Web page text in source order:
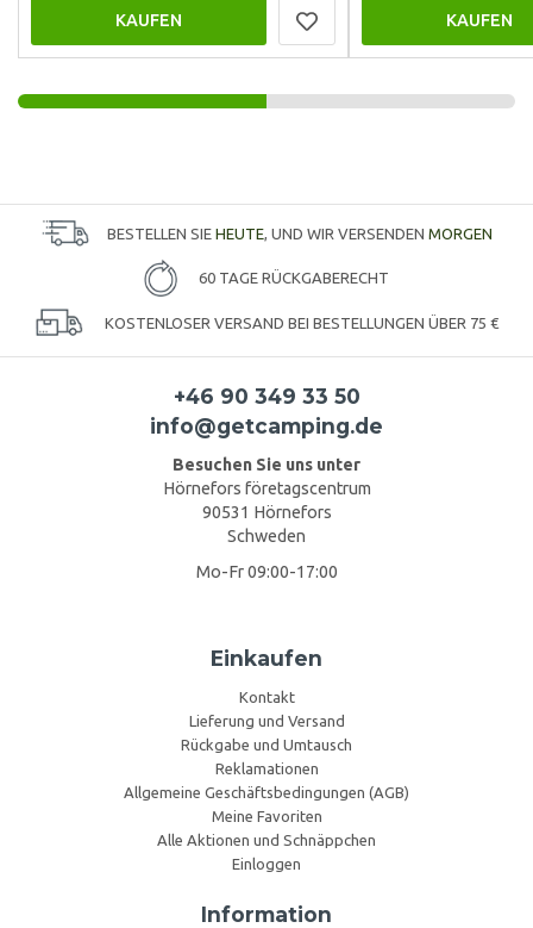
KAUFEN KAUFEN
BESTELLEN SIE HEUTE, UND WIR VERSENDEN MORGEN
60 TAGE RÜCKGABERECHT
KOSTENLOSER VERSAND BEI BESTELLUNGEN ÜBER 75 €
+46 90 349 33 50
info@getcamping.de
Besuchen Sie uns unter
Hörnefors företagscentrum
90531 Hörnefors
Schweden
Mo-Fr 09:00-17:00
Einkaufen
Kontakt
Lieferung und Versand
Rückgabe und Umtausch
Reklamationen
Allgemeine Geschäftsbedingungen (AGB)
Meine Favoriten
Alle Aktionen und Schnäppchen
Einloggen
Information